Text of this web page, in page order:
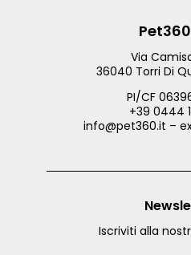
Via
36040 Torri Di
PI/CF
+39 0444
info@pet360.it –
Iscriviti alla